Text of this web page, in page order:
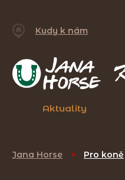
Kudy k nám
Aktuality
Jana Horse > Pro koně